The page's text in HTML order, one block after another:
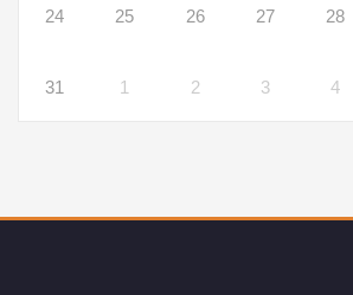
24 25 26 27 28
31 1 2 3 4